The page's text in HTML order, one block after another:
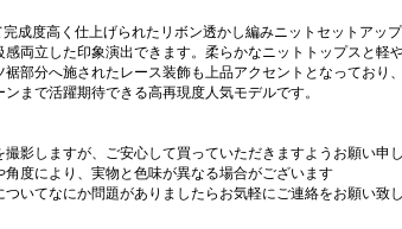
成度高く仕上げられたリボン透かし編みニットセットアッ
感両立した印象演出できます。柔らかなニットトップスと
部分へ施されたレース装飾も上品アクセントとなっており
まで活躍期待できる高再現度人気モデルです。
影しますが、ご安心して買っていただきますようお願い申し
度により、実物と色味が異なる場合がございます
いてなにか問題がありましたらお気軽にご連絡をお願い致し